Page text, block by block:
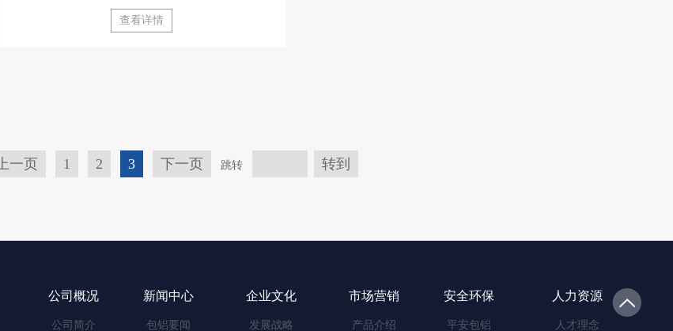
并在电解槽稳定性预判、侧壁间歇式散热等方向形成
核心专利群，支撑其绿色低碳与高端铝合金产品的持
查看详情
一页 1 2 3 下一页 跳转 转到
公司概况
公司简介
新闻中心
包铝要闻
企业文化
发展战略
市场营销
产品介绍
安全环保
平安包铝
人力资源
人才理念